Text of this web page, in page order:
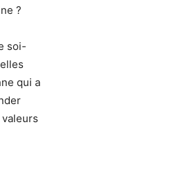
?
soi-
qui a